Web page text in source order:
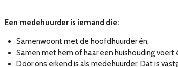
Een medehuurder is iemand die:
Samenwoont met de hoofdhuurder én;
Samen met hem of haar een huishouding voert
Door ons erkend is als medehuurder. Dat is